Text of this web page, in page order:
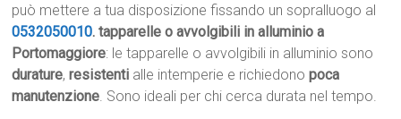
può mettere a tua disposizione fissando un sopralluogo al
0532050010. tapparelle o avvolgibili in alluminio a
Portomaggiore: le tapparelle o avvolgibili in alluminio sono
durature,resistenti alle intemperie e richiedonopoca
manutenzione. Sono ideali per chi cerca durata nel tempo.